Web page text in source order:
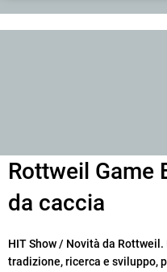
Rottweil Game
da caccia
HIT Show / Novità da
tradizione, ricerca e sviluppo,